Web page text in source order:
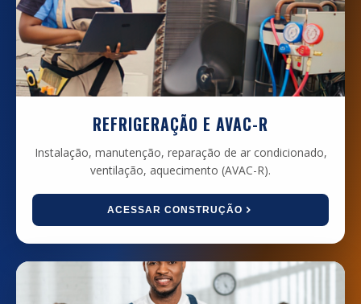
REFRIGERAÇÃO E AVAC-R
Instalação, manutenção, reparação de ar condicionado,
ventilação, aquecimento (AVAC-R).
ACESSAR CONSTRUÇÃO